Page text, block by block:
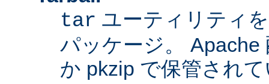
tar ユーティリティ
パッケージ。 Apache
か pkzip で保管され